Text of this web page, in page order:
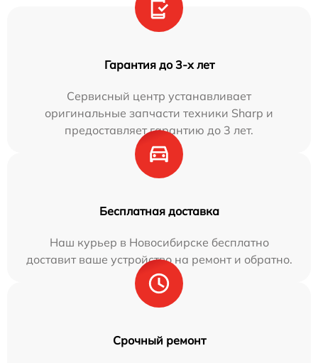
Гарантия до 3-х лет
Сервисный центр устанавливает
оригинальные запчасти техники Sharp и
предоставляет гарантию до 3 лет.
Бесплатная доставка
Наш курьер в Новосибирске бесплатно
доставит ваше устройство на ремонт и обратно.
Срочный ремонт